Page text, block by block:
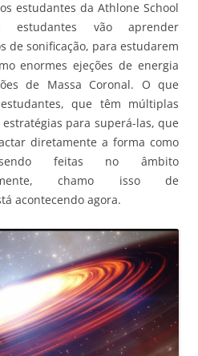
estudantes da Athlone School
vão aprender
de sonificação, para estudarem
enormes ejeções de energia
de Massa Coronal. O que
que têm múltiplas
para superá-las, que
diretamente a forma como
feitas no âmbito
chamo isso de
acontecendo agora.